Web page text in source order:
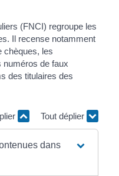
(FNCI) regroupe les
Il recense notamment
chèques, les
numéros de faux
des titulaires des
Tout déplier
dans